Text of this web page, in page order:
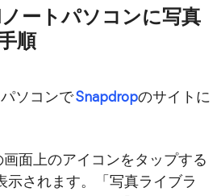
ートパソコンに写真
順
ソコンでSnapdropのサイトに
画面上のアイコンをタップする
示されます。「写真ライブラ